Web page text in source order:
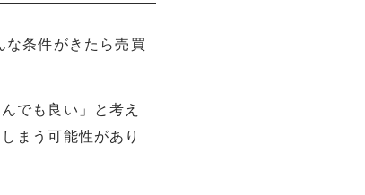
条件がきたら売買
でも良い」と考え
まう可能性があり